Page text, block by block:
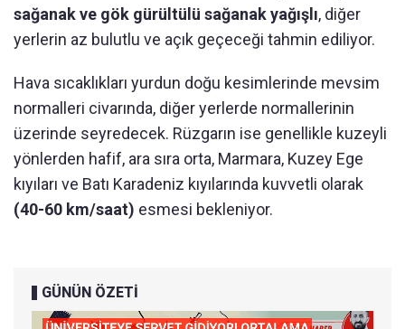
sağanak ve gök gürültülü sağanak yağışlı, diğer
yerlerin az bulutlu ve açık geçeceği tahmin ediliyor.
Hava sıcaklıkları yurdun doğu kesimlerinde mevsim
normalleri civarında, diğer yerlerde normallerinin
üzerinde seyredecek. Rüzgarın ise genellikle kuzeyli
yönlerden hafif, ara sıra orta, Marmara, Kuzey Ege
kıyıları ve Batı Karadeniz kıyılarında kuvvetli olarak
(40-60 km/saat) esmesi bekleniyor.
GÜNÜN ÖZETİ